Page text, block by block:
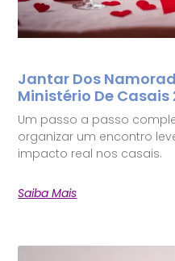
Jantar Dos
Ministério De Casais
Um passo a passo
organizar um encontro
impacto real nos casais.
Saiba Mais